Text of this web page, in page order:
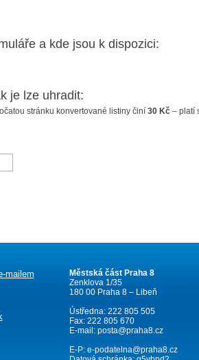
a kde jsou k dispozici:
je lze uhradit:
stránku konvertované listiny činí 30 Kč– platí
mailem
Městská část Praha 8
Zenklova 1/35
180 00 Praha 8 – Libeň
Ústředna: 222 805 505
Fax: 222 805 670
E-mail: posta@praha8.cz
E-P:e-podatelna@praha8.cz